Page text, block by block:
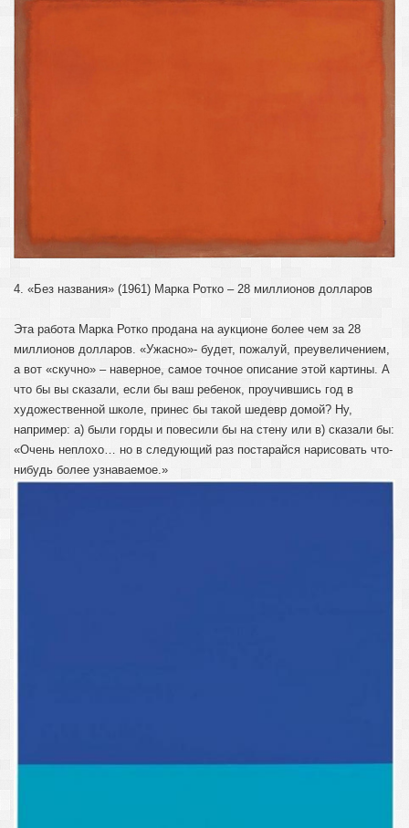
4. «Без названия» (1961) Марка Ротко – 28 миллионов долларов
Эта работа Марка Ротко продана на аукционе более чем за 28
миллионов долларов. «Ужасно»- будет, пожалуй, преувеличением,
а вот «скучно» – наверное, самое точное описание этой картины. А
что бы вы сказали, если бы ваш ребенок, проучившись год в
художественной школе, принес бы такой шедевр домой? Ну,
например: а) были горды и повесили бы на стену или в) сказали бы:
«Очень неплохо… но в следующий раз постарайся нарисовать что-
нибудь более узнаваемое.»